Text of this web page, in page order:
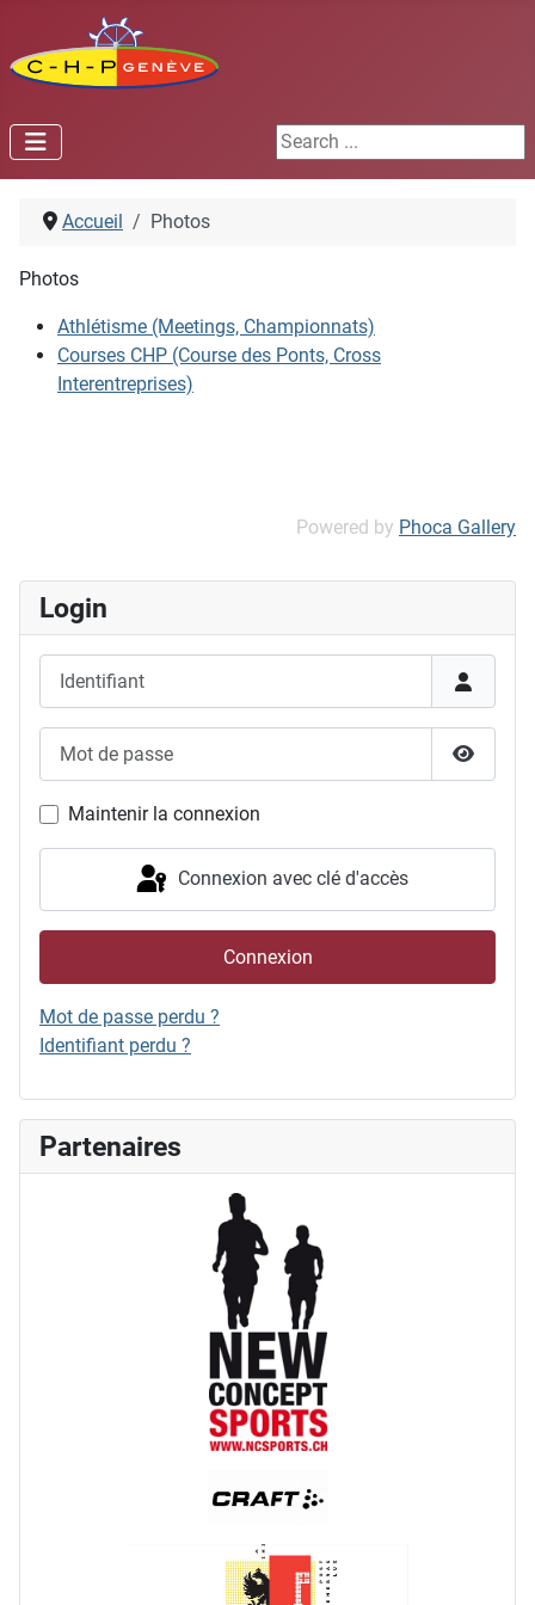
Search ...
Accueil Photos
Photos
Athlétisme (Meetings, Championnats)
Courses CHP (Course des Ponts, Cross
Interentreprises)
Powered by Phoca Gallery
Login
Afficher
Maintenir la connexion
Connexion avec clé d'accès
Connexion
Mot de passe perdu ?
Identifiant perdu ?
Partenaires